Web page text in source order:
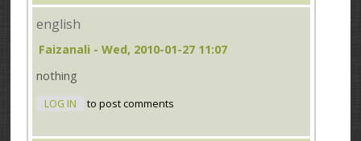
english
Faizanali - Wed, 2010-01-27 11:07
nothing
LOG IN to post comments